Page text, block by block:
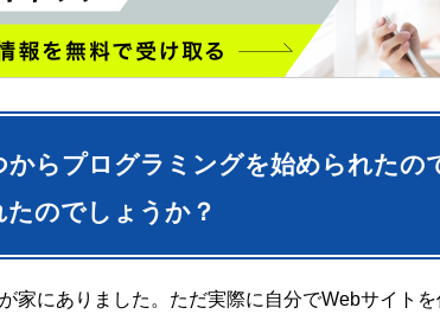
からプログラミングを始められたの
のでしょうか？
家にありました。ただ実際に自分でWebサイト